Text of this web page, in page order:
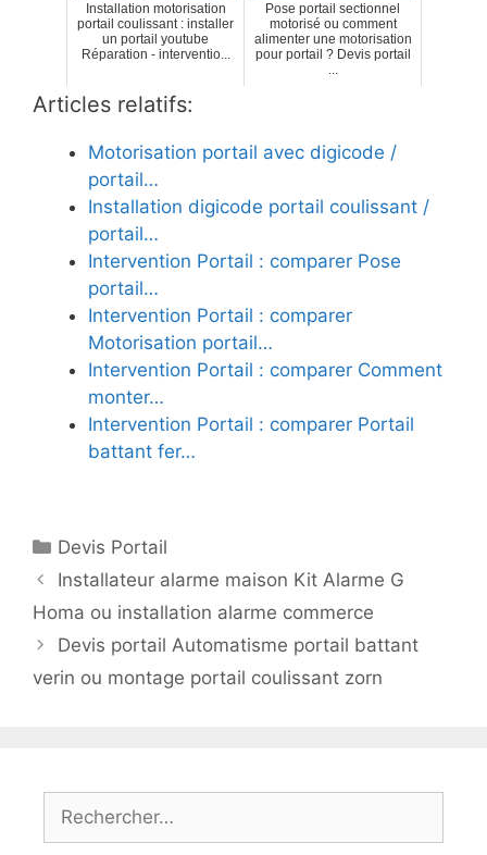
Installation motorisation
portail coulissant : installer
un portail youtube
Réparation - interventio...
Pose portail sectionnel
motorisé ou comment
alimenter une motorisation
pour portail ? Devis portail
...
Articles relatifs:
Motorisation portail avec digicode /
portail…
Installation digicode portail coulissant /
portail…
Intervention Portail : comparer Pose
portail…
Intervention Portail : comparer
Motorisation portail…
Intervention Portail : comparer Comment
monter…
Intervention Portail : comparer Portail
battant fer…
Catégories
Devis Portail
Installateur alarme maison Kit Alarme G
Homa ou installation alarme commerce
Devis portail Automatisme portail battant
verin ou montage portail coulissant zorn